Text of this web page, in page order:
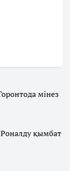
мінез
қымбат